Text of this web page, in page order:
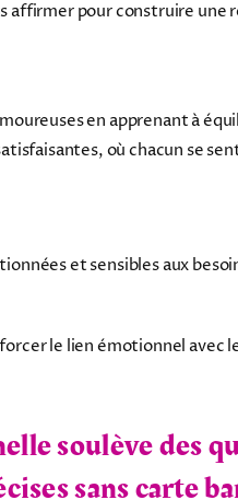
affirmer pour construire une
en apprenant à
où chacun se
et sensibles aux
le lien émotionnel avec
soulève des
sans carte